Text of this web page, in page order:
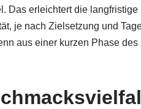
Das erleichtert die
je nach Zielsetzung und
aus einer kurzen Phase des